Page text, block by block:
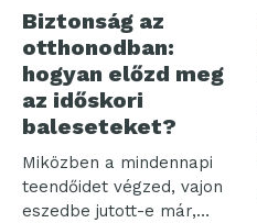
Biztonság az
otthonodban:
hogyan előzd meg
az időskori
baleseteket?
Miközben a mindennapi
teendőidet végzed, vajon
eszedbe jutott-e már,